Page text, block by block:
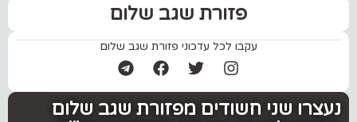
פזורת שגב שלום
עקבו לכל עדכוני פזורת שגב שלום
נעצרו שני חשודים מפזורת שגב שלום